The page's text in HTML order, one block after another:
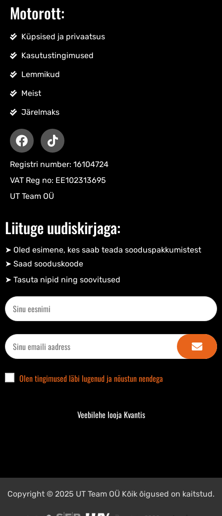
Motorott:
Küpsised ja privaatsus
Kasutustingimused
Lemmikud
Meist
Järelmaks
Registri number: 16104724
VAT Reg no: EE102313695
UT Team OÜ
Liituge uudiskirjaga:
➤ Oled esimene, kes saab teada sooduspakkumistest
➤ Saad sooduskoode​
➤ Tasuta nipid ning soovitused​
Olen tingimused läbi lugenud ja nõustun nendega
Veebilehe looja Kvantis
Copyright © 2025 UT Team OÜ Kõik õigused on kaitstud.